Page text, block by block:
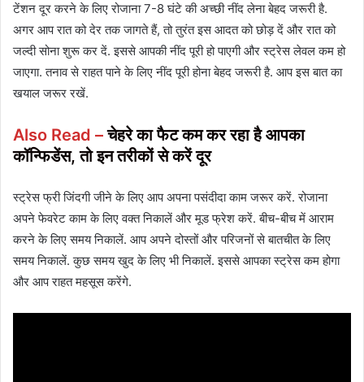
टेंशन दूर करने के लिए रोजाना 7-8 घंटे की अच्छी नींद लेना बेहद जरूरी है.
अगर आप रात को देर तक जागते हैं, तो तुरंत इस आदत को छोड़ दें और रात को
जल्दी सोना शुरू कर दें. इससे आपकी नींद पूरी हो पाएगी और स्ट्रेस लेवल कम हो
जाएगा. तनाव से राहत पाने के लिए नींद पूरी होना बेहद जरूरी है. आप इस बात का
खयाल जरूर रखें.
Also Read –चेहरे का फैट कम कर रहा है आपका
कॉन्फिडेंस, तो इन तरीकों से करें दूर
स्ट्रेस फ्री जिंदगी जीने के लिए आप अपना पसंदीदा काम जरूर करें. रोजाना
अपने फेवरेट काम के लिए वक्त निकालें और मूड फ्रेश करें. बीच-बीच में आराम
करने के लिए समय निकालें. आप अपने दोस्तों और परिजनों से बातचीत के लिए
समय निकालें. कुछ समय खुद के लिए भी निकालें. इससे आपका स्ट्रेस कम होगा
और आप राहत महसूस करेंगे.